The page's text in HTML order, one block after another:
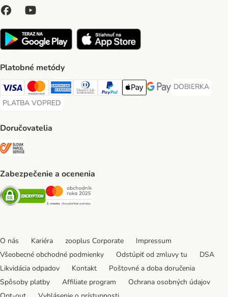
Platobné metódy
Visa Payment Method
Mastercard Payment Method
American Express Payment Method
Diners Club Payment Method
PayPal Payment Method
Apple Pay Payment Method
Google Pay Payment
DOBIERKA
DOBIERKA
PLATBA VOPRED
PLATBA VOPRED Payment Method
Doručovatelia
Zabezpečenie a ocenenia
Security Security
O nás Kariéra zooplus Corporate
Impressum
Všeobecné obchodné podmienky
Odstúpiť od zmluvy tu
DSA
Likvidácia odpadov
Kontakt
Poštovné a doba doručenia
Spôsoby platby
Affiliate program
Ochrana osobných údajov